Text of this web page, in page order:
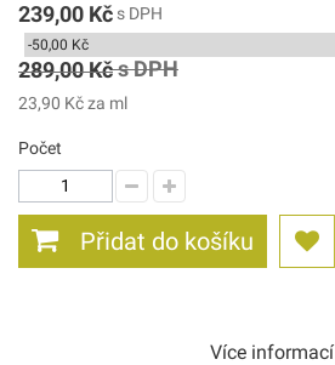
239,00 Kč s DPH
-50,00 Kč
289,00 Kčs DPH
23,90 Kčza ml
Počet
Přidat do košíku
Více informací